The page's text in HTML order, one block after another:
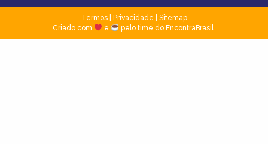
Termos| Privacidade
Sitemap
Criado com
e pelo time do EncontraBrasil